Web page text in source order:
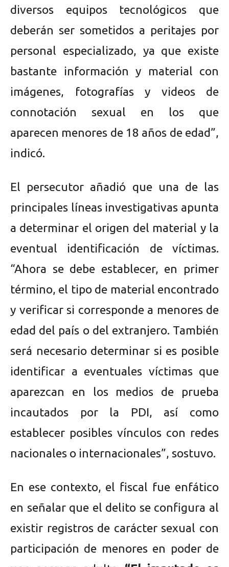
diversos equipos tecnológicos que
deberán ser sometidos a peritajes por
personal especializado, ya que existe
bastante información y material con
imágenes, fotografías y videos de
connotación sexual en los que
aparecen menores de 18 años de edad”,
indicó.
El persecutor añadió que una de las
principales líneas investigativas apunta
a determinar el origen del material y la
eventual identificación de víctimas.
“Ahora se debe establecer, en primer
término, el tipo de material encontrado
y verificar si corresponde a menores de
edad del país o del extranjero. También
será necesario determinar si es posible
identificar a eventuales víctimas que
aparezcan en los medios de prueba
incautados por la PDI, así como
establecer posibles vínculos con redes
nacionales o internacionales”, sostuvo.
En ese contexto, el fiscal fue enfático
en señalar que el delito se configura al
existir registros de carácter sexual con
participación de menores en poder de